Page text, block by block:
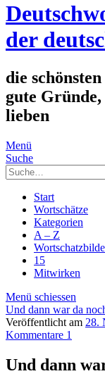
der
die
gute Gründe,
lieben
Menü
Suche
Suche
Start
Wortschätze
Kategorien
A – Z
15
Mitwirken
Menü schiessen
Und dann war da
Veröffentlicht am 28.
Kommentare 1
Und dann